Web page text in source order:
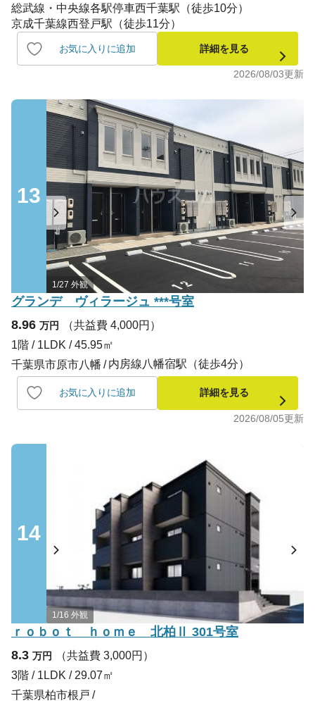
総武線・中央線各駅停車西千葉駅（徒歩10分）
京成千葉線西登戸駅（徒歩11分）
お気に入りに追加 詳細を見る
2026/08/03更新
13
1/27 外観
グランデ ヴィラージュ ***号室
8.96 万円
（共益費 4,000円）
1階 / 1LDK / 45.95㎡
千葉県市原市八幡
内房線八幡宿駅（徒歩4分）
お気に入りに追加 詳細を見る
2026/08/05更新
14
1/16 外観
ｒｏｂｏｔ ｈｏｍｅ 北柏Ⅱ 301号室
8.3 万円
（共益費 3,000円）
3階 / 1LDK / 29.07㎡
千葉県柏市根戸